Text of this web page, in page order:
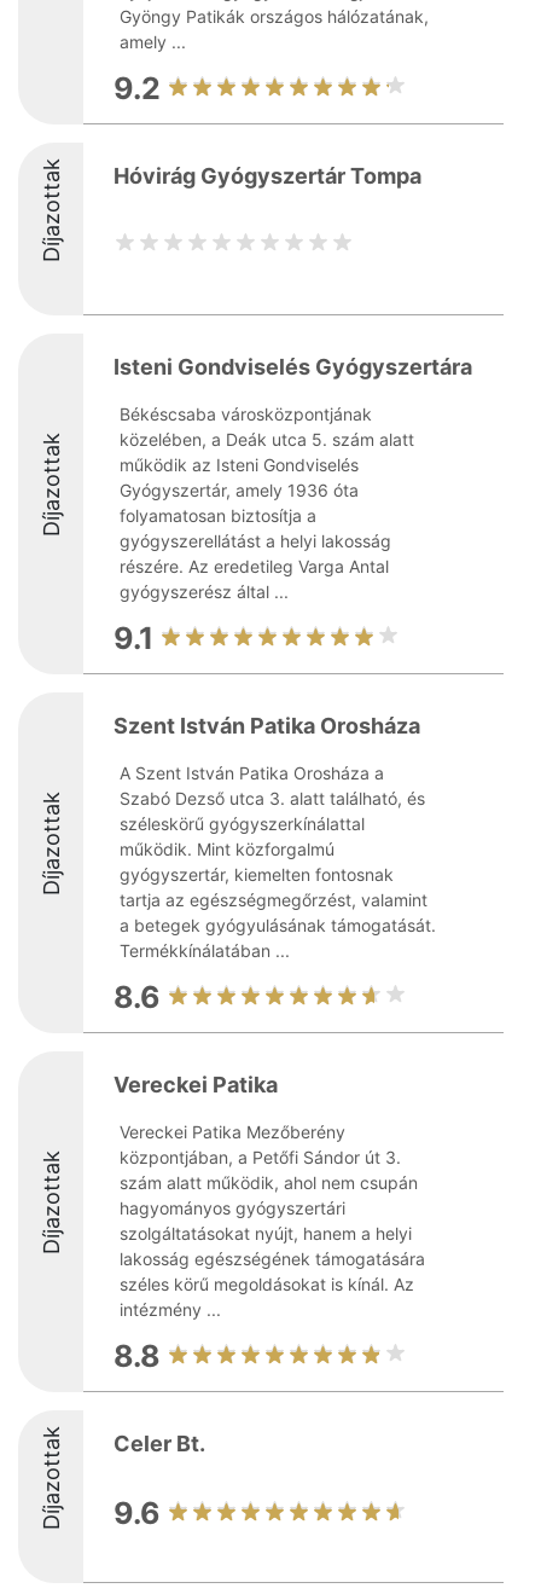
Gyöngy Patikák országos hálózatának,
amely ...
9.2
Díjazottak Hóvirág Gyógyszertár Tompa
Díjazottak
Isteni Gondviselés Gyógyszertára
Békéscsaba városközpontjának
közelében, a Deák utca 5. szám alatt
működik az Isteni Gondviselés
Gyógyszertár, amely 1936 óta
folyamatosan biztosítja a
gyógyszerellátást a helyi lakosság
részére. Az eredetileg Varga Antal
gyógyszerész által ...
9.1
Díjazottak
Szent István Patika Orosháza
A Szent István Patika Orosháza a
Szabó Dezső utca 3. alatt található, és
széleskörű gyógyszerkínálattal
működik. Mint közforgalmú
gyógyszertár, kiemelten fontosnak
tartja az egészségmegőrzést, valamint
a betegek gyógyulásának támogatását.
Termékkínálatában ...
8.6
Díjazottak
Vereckei Patika
Vereckei Patika Mezőberény
központjában, a Petőfi Sándor út 3.
szám alatt működik, ahol nem csupán
hagyományos gyógyszertári
szolgáltatásokat nyújt, hanem a helyi
lakosság egészségének támogatására
széles körű megoldásokat is kínál. Az
intézmény ...
8.8
Díjazottak Celer Bt.
9.6